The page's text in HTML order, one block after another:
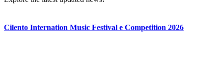
Cilento Internation Music Festival e Competition 2026